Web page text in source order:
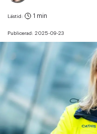
Publicerad: 2025-09-23
Lästid: 1 min